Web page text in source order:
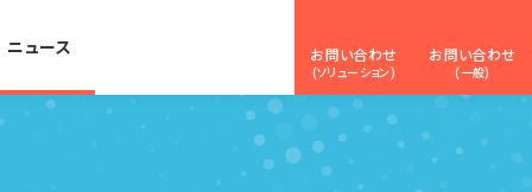
ニュース お問い合わせ
(ソリューション)
お問い合わせ
(一般)